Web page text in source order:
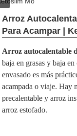
Arroz
Para Acampar |
Arroz autocalentable
baja en grasas y baja
envasado es más
acampada o viaje. Hay
precalentable y arroz
arroz estofado.